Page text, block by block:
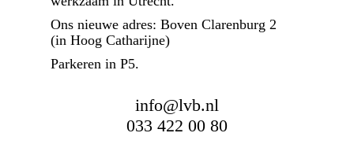
Ons nieuwe adres: Boven Clarenburg 2
(in Hoog Catharijne)
Parkeren in P5.
info@lvb.nl
033 422 00 80